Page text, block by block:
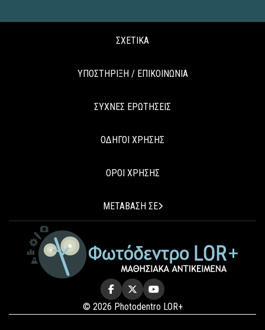
ΣΧΕΤΙΚΑ
ΥΠΟΣΤΗΡΙΞΗ / ΕΠΙΚΟΙΝΩΝΙΑ
ΣΥΧΝΕΣ ΕΡΩΤΗΣΕΙΣ
ΟΔΗΓΟΙ ΧΡΗΣΗΣ
ΟΡΟΙ ΧΡΗΣΗΣ
ΜΕΤΑΒΑΣΗ ΣΕ
© 2026 Photodentro LOR+